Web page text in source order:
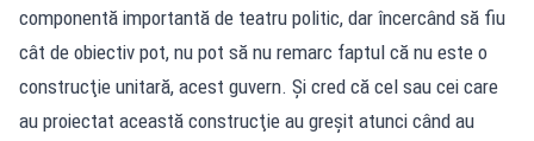
componentă importantă de teatru politic, dar încercând să fiu
cât de obiectiv pot, nu pot să nu remarc faptul că nu este o
construcţie unitară, acest guvern. Şi cred că cel sau cei care
au proiectat această construcţie au greşit atunci când au